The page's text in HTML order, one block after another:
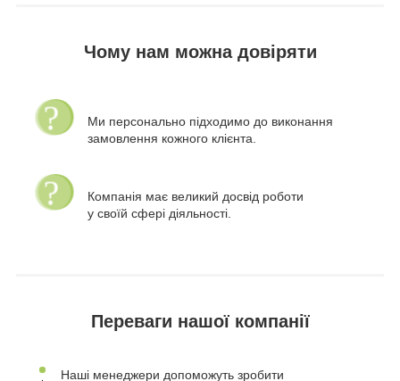
Чому нам можна довіряти
Ми персонально підходимо до виконання
замовлення кожного клієнта.
Компанія має великий досвід роботи
у своїй сфері діяльності.
Переваги нашої компанії
Наші менеджери допоможуть зробити